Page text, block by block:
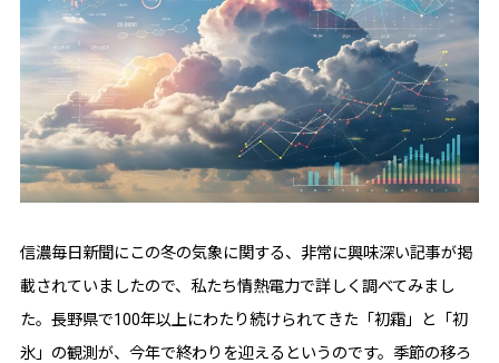
信濃毎日新聞にこの冬の気象に関する、非常に興味深い記事が掲
載されていましたので、私たち情熱電力で詳しく調べてみまし
た。長野県で100年以上にわたり続けられてきた「初霜」と「初
氷」の観測が、今年で終わりを迎えるというのです。季節の移ろ